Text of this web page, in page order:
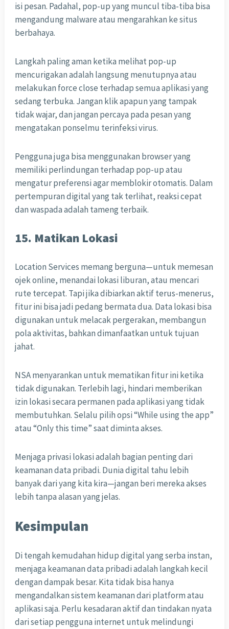
isi pesan. Padahal, pop-up yang muncul tiba-tiba bisa
mengandung malware atau mengarahkan ke situs
berbahaya.
Langkah paling aman ketika melihat pop-up
mencurigakan adalah langsung menutupnya atau
melakukan force close terhadap semua aplikasi yang
sedang terbuka. Jangan klik apapun yang tampak
tidak wajar, dan jangan percaya pada pesan yang
mengatakan ponselmu terinfeksi virus.
Pengguna juga bisa menggunakan browser yang
memiliki perlindungan terhadap pop-up atau
mengatur preferensi agar memblokir otomatis. Dalam
pertempuran digital yang tak terlihat, reaksi cepat
dan waspada adalah tameng terbaik.
15. Matikan Lokasi
Location Services memang berguna—untuk memesan
ojek online, menandai lokasi liburan, atau mencari
rute tercepat. Tapi jika dibiarkan aktif terus-menerus,
fitur ini bisa jadi pedang bermata dua. Data lokasi bisa
digunakan untuk melacak pergerakan, membangun
pola aktivitas, bahkan dimanfaatkan untuk tujuan
jahat.
NSA menyarankan untuk mematikan fitur ini ketika
tidak digunakan. Terlebih lagi, hindari memberikan
izin lokasi secara permanen pada aplikasi yang tidak
membutuhkan. Selalu pilih opsi “While using the app”
atau “Only this time” saat diminta akses.
Menjaga privasi lokasi adalah bagian penting dari
keamanan data pribadi. Dunia digital tahu lebih
banyak dari yang kita kira—jangan beri mereka akses
lebih tanpa alasan yang jelas.
Kesimpulan
Di tengah kemudahan hidup digital yang serba instan,
menjaga keamanan data pribadi adalah langkah kecil
dengan dampak besar. Kita tidak bisa hanya
mengandalkan sistem keamanan dari platform atau
aplikasi saja. Perlu kesadaran aktif dan tindakan nyata
dari setiap pengguna internet untuk melindungi